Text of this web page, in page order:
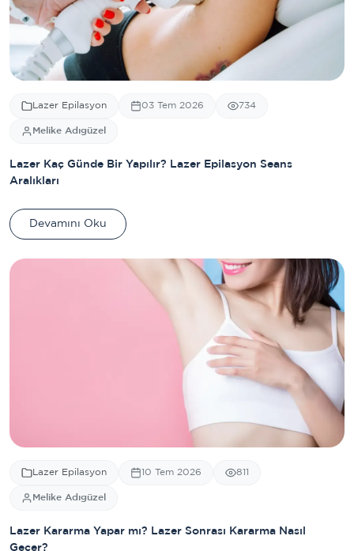
Lazer Epilasyon 03 Tem 2026 734
Melike Adıgüzel
Lazer Kaç Günde Bir Yapılır? Lazer Epilasyon Seans
Aralıkları
Devamını Oku
Lazer Epilasyon 10 Tem 2026 811
Melike Adıgüzel
Lazer Kararma Yapar mı? Lazer Sonrası Kararma Nasıl
Geçer?